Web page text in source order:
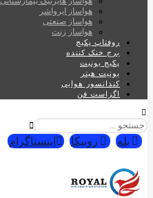
هواساز ایرواشر
هواساز صنعتی
هواساز زنت
روفتاپ پکیج
برج خنک کننده
پکیج یونیت
یونیت هیتر
کندانسور هوایی
اگزاست فن
بله روبیکا اینستاگرام